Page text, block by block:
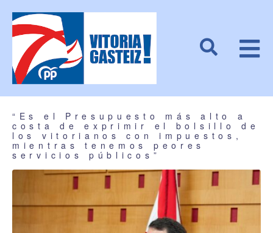
“Es el Presupuesto más alto a
costa de exprimir el bolsillo de
los vitorianos con impuestos,
mientras tenemos peores
servicios públicos”